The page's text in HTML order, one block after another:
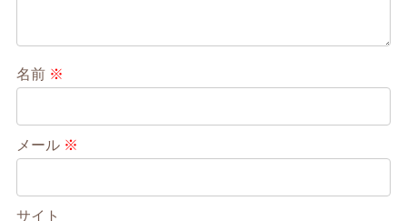
名前 ※
メール ※
サイト